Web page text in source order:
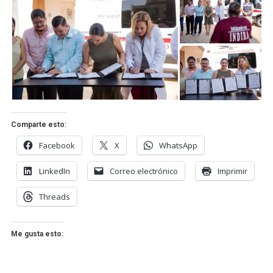
Comparte esto:
Facebook X WhatsApp
LinkedIn Correo electrónico Imprimir
Threads
Me gusta esto: